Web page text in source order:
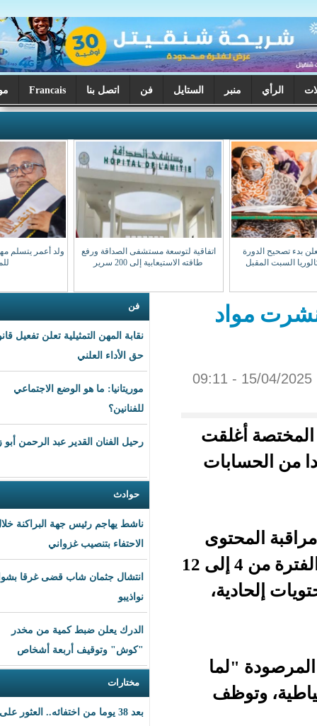
الستايل فن اتصل بنا Francais موريتانيا اليوم
اتفاقية لتوسعة مستشفى الصداقة ورفع
طاقته الاستيعابية إلى 200 سرير
ولد أعمر يتسلم مهامه نقيبا للهيئة الوطنية
نقابة المهن التمثيلية تعلن تفعيل قانون
موريتانيا: ما هو الوضع الاجتماعي
رحيل الفنان القدير عبد الرحمن أبو زهرة
ناشط يهاجم رئيس جهة البراكنة خلال
الاحتفاء بتنصيب غزواني
انتشال جثمان شاب قضى غرقا بشواطئ
نواذيبو
الدرك يعلن ضبط كمية من مخدر
"كوش" وتوقيف أربعة أشخاص
بعد 38 يوما من اختفائه.. العثور على
ومكافحة الجرائم السيبرانية التابعة لها، رصدت خلال الفترة من 4 إلى 12